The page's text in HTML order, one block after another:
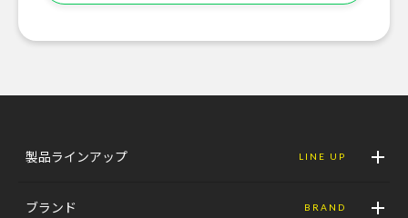
製品ラインアップ LINE UP
ブランド BRAND